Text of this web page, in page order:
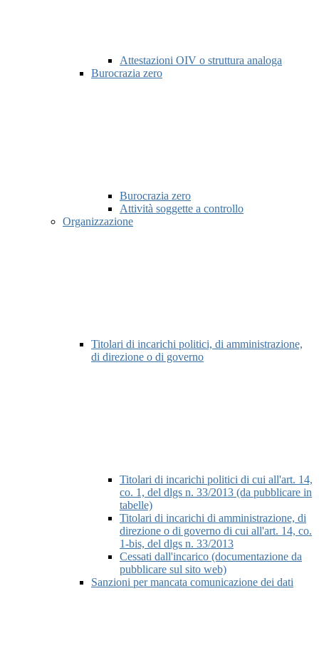
Attestazioni OIV o struttura analoga
Burocrazia zero
Burocrazia zero
Attività soggette a controllo
Organizzazione
Titolari di incarichi politici, di amministrazione,
di direzione o di governo
Titolari di incarichi politici di cui all'art. 14,
co. 1, del dlgs n. 33/2013 (da pubblicare in
tabelle)
Titolari di incarichi di amministrazione, di
direzione o di governo di cui all'art. 14, co.
1-bis, del dlgs n. 33/2013
Cessati dall'incarico (documentazione da
pubblicare sul sito web)
Sanzioni per mancata comunicazione dei dati